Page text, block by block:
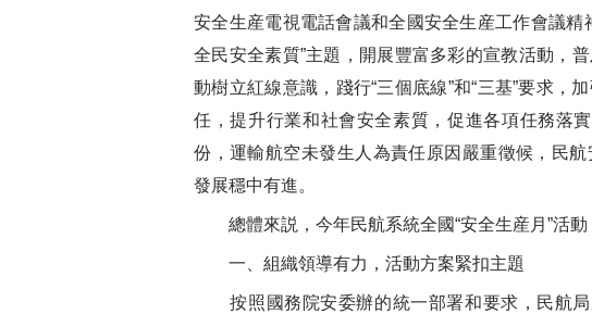
安全生産電視電話會議和全國安全生産工作會議精
全民安全素質”主題，開展豐富多彩的宣教活動，
動樹立紅線意識，踐行“三個底線”和“三基”要求，
任，提升行業和社會安全素質，促進各項任務落
份，運輸航空未發生人為責任原因嚴重徵候，民
發展穩中有進。
總體來説，今年民航系統全國“安全生産月”活動
一、組織領導有力，活動方案緊扣主題
按照國務院安委辦的統一部署和要求，民航局